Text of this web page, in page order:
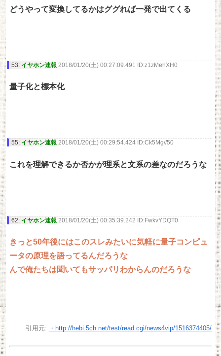
どうやって変換してるかはググれば一発で出てくる
53: イヤホン速報 2018/01/20(土) 00:27:09.491 ID:z1zMehXH0
量子化と標本化
55: イヤホン速報 2018/01/20(土) 00:29:54.424 ID:Ck5Mg//50
これを理解できるか否かが理系と文系の差なのだろうな
62: イヤホン速報 2018/01/20(土) 00:35:39.242 ID:FwkvYDQT0
きっと50年後にはこのスレみたいに気軽に量子コンピュ
ータの原理を語ってるんだろうな
んで俺たちは聞いてもサッパリわからんのだろうな
引用元: ・http://hebi.5ch.net/test/read.cgi/news4vip/1516374405/